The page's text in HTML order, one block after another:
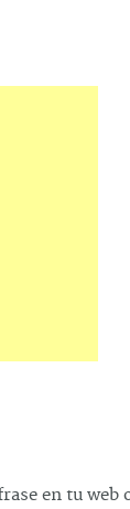
en tu web